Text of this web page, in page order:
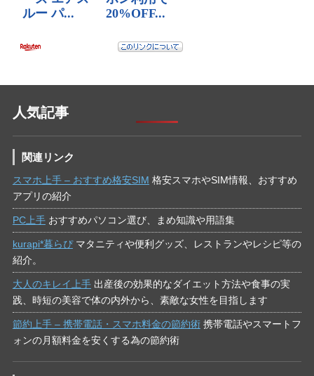
人気記事
関連リンク
スマホ上手 – おすすめ格安SIM 格安スマホやSIM情報、おすすめ
アプリの紹介
PC上手おすすめパソコン選び、まめ知識や用語集
kurapi*暮らぴマタニティや便利グッズ、レストランやレシピ等の
紹介。
大人のキレイ上手出産後の効果的なダイエット方法や食事の実
践、時短の美容で体の内外から、素敵な女性を目指します
節約上手 – 携帯電話・スマホ料金の節約術携帯電話やスマートフ
ォンの月額料金を安くする為の節約術